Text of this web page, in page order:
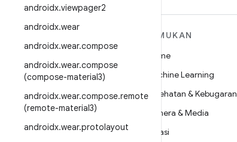
androidx.viewpager2
androidx.wear
androidx.wear.compose
androidx.wear.compose
(compose-material3)
androidx.wear.compose.remote
(remote-material3)
androidx.wear.protolayout
TENTANG ANDROID
Android
Keamanan
Source
TEMUKAN
Game
Machine Learning
Kesehatan & Kebugaran
Kamera & Media
Privasi